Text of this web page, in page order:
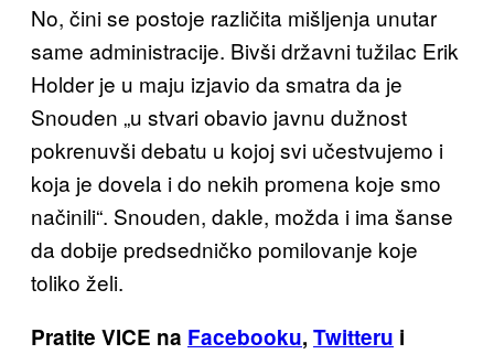
No, čini se postoje različita mišljenja unutar
same administracije. Bivši državni tužilac Erik
Holder je u maju izjavio da smatra da je
Snouden „u stvari obavio javnu dužnost
pokrenuvši debatu u kojoj svi učestvujemo i
koja je dovela i do nekih promena koje smo
načinili“. Snouden, dakle, možda i ima šanse
da dobije predsedničko pomilovanje koje
toliko želi.
Pratite VICE na Facebooku, Twitteru i